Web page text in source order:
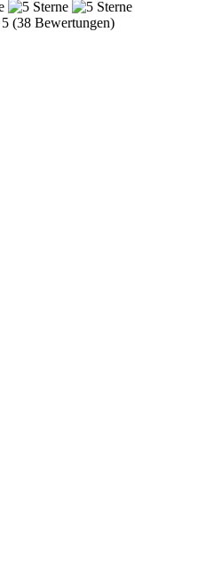
(38 Bewertungen)